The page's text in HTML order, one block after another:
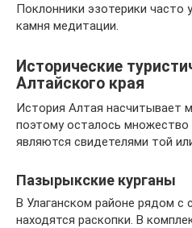
Поклонники эзотерики часто
камня медитации.
Исторические
Алтайского края
История Алтая насчитывает
поэтому осталось множество
являются свидетелями той
Пазырыкские курганы
В Улаганском районе рядом с
находятся раскопки. В